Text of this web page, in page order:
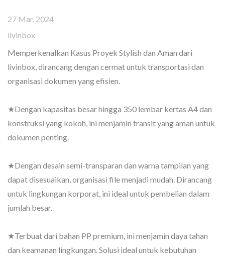
27 Mar, 2024
livinbox
Memperkenalkan Kasus Proyek Stylish dan Aman dari
livinbox, dirancang dengan cermat untuk transportasi dan
organisasi dokumen yang efisien.
★Dengan kapasitas besar hingga 350 lembar kertas A4 dan
konstruksi yang kokoh, ini menjamin transit yang aman untuk
dokumen penting.
★Dengan desain semi-transparan dan warna tampilan yang
dapat disesuaikan, organisasi file menjadi mudah. Dirancang
untuk lingkungan korporat, ini ideal untuk pembelian dalam
jumlah besar.
★Terbuat dari bahan PP premium, ini menjamin daya tahan
dan keamanan lingkungan. Solusi ideal untuk kebutuhan